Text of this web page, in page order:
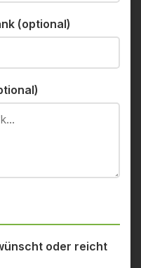
(optional)
oder reicht